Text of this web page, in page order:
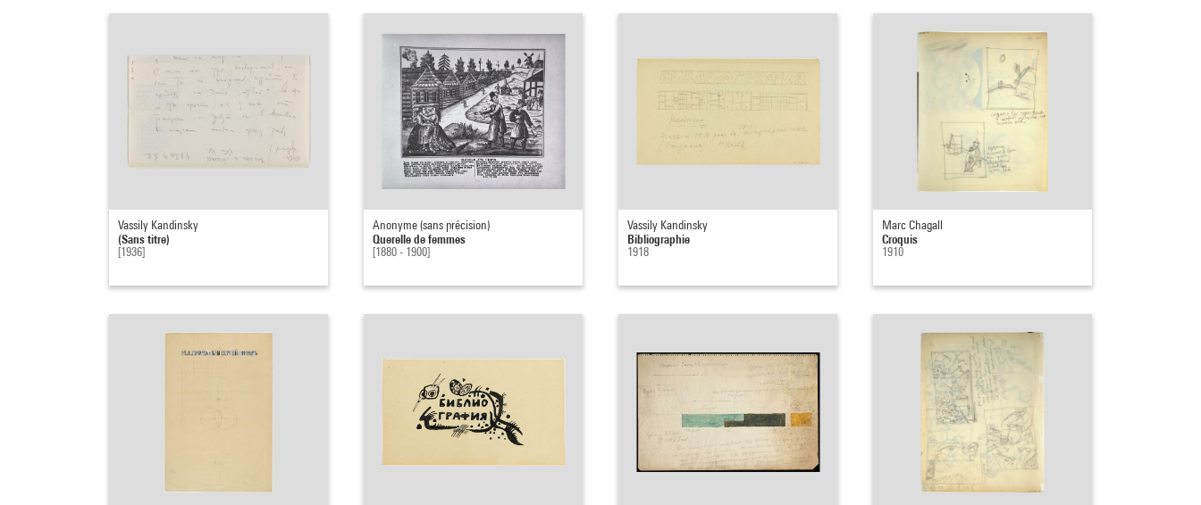
Vassily Kandinsky
(Sans titre)
[1936]
Anonyme (sans précision)
Querelle de femmes
[1880 - 1900]
Vassily Kandinsky
Bibliographie
1918
Marc Chagall
Croquis
1910